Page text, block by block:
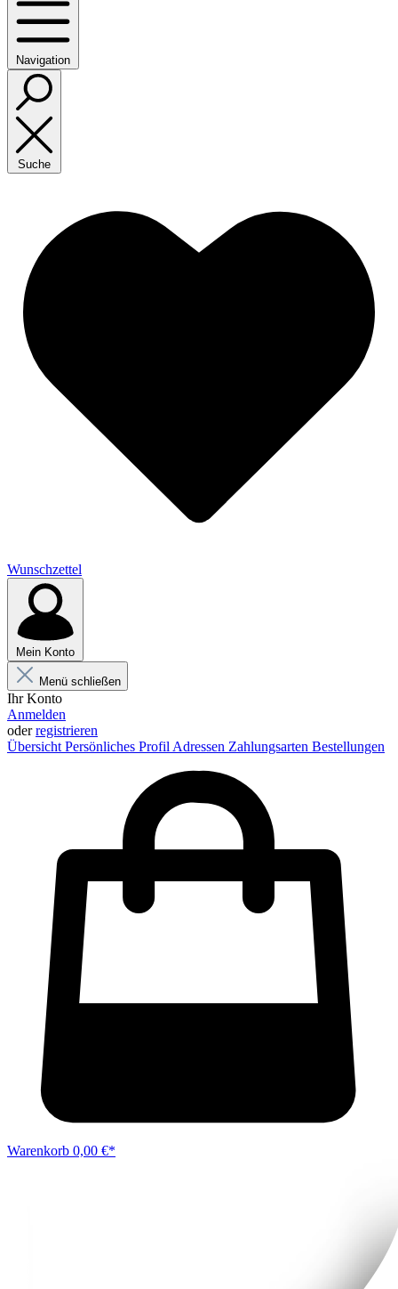
Navigation
Suche
Wunschzettel
Mein Konto
Menü schließen
Ihr Konto
Anmelden
oderregistrieren
Übersicht Persönliches Profil Adressen Zahlungsarten Bestellungen
Warenkorb 0,00 €*